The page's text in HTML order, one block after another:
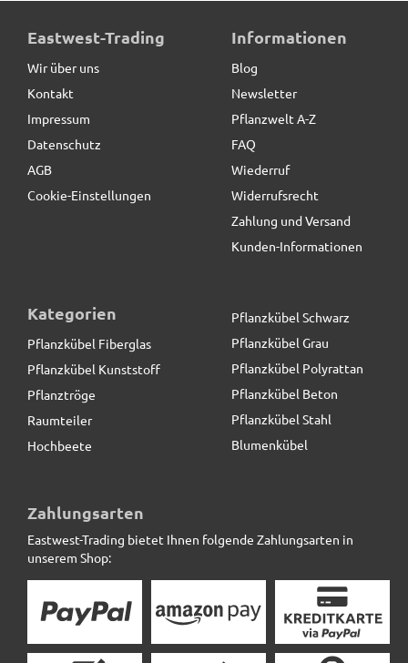
ultrastarke Pflanzenroller aus Metall, schwarz
59,00 € *
49,50 € *
Eastwest-Trading
Wir über uns
Kontakt
Impressum
Datenschutz
AGB
Cookie-Einstellungen
Informationen
Blog
Newsletter
Pflanzwelt A-Z
FAQ
Wiederruf
Widerrufsrecht
Zahlung und Versand
Kunden-Informationen
Kategorien
Pflanzkübel Fiberglas
Pflanzkübel Kunststoff
Pflanztröge
Raumteiler
Hochbeete
Pflanzkübel Schwarz
Pflanzkübel Grau
Pflanzkübel Polyrattan
Pflanzkübel Beton
Pflanzkübel Stahl
Blumenkübel
Zahlungsarten
Eastwest-Trading bietet Ihnen folgende Zahlungsarten in
unserem Shop: